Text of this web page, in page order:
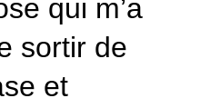
qui m’a
sortir de
et